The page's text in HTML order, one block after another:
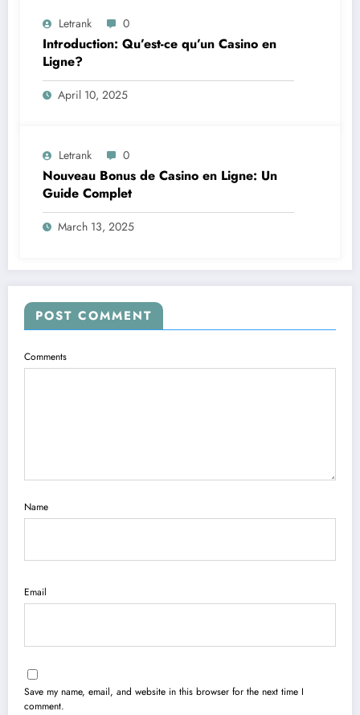
Letrank 0
Introduction: Qu’est-ce qu’un Casino en
Ligne?
April 10, 2025
Letrank 0
Nouveau Bonus de Casino en Ligne: Un
Guide Complet
March 13, 2025
POST COMMENT
Comments
Name
Email
Save my name, email, and website in this browser for the next time I
comment.